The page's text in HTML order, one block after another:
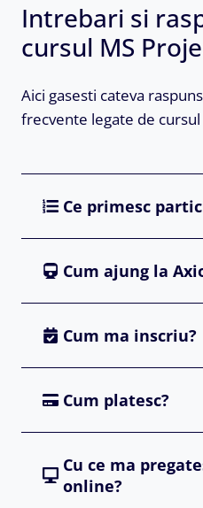
Intrebari si
cursul MS
Aici gasesti cateva
frecvente legate de
Ce primesc
Cum ajung la
Cum ma inscriu?
Cum platesc?
Cu ce ma
online?